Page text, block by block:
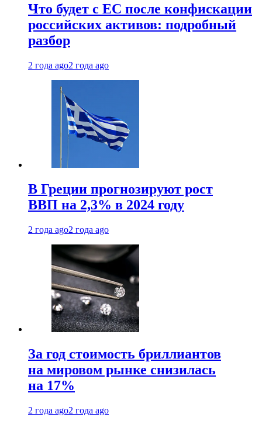
Что будет с ЕС после конфискации
российских активов: подробный
разбор
2 года ago2 года ago
В Греции прогнозируют рост
ВВП на 2,3% в 2024 году
2 года ago2 года ago
За год стоимость бриллиантов
на мировом рынке снизилась
на 17%
2 года ago2 года ago